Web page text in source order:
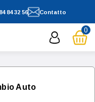
84 32 56 Contatto
0
Auto